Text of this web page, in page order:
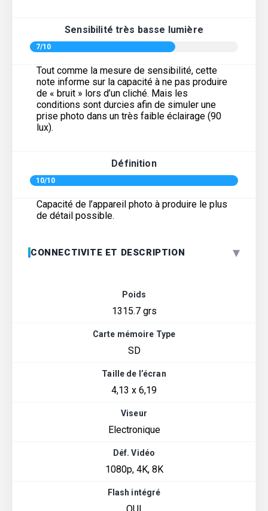
Sensibilité très basse lumière
7/10
Tout comme la mesure de sensibilité, cette
note informe sur la capacité à ne pas produire
de « bruit » lors d’un cliché. Mais les
conditions sont durcies afin de simuler une
prise photo dans un très faible éclairage (90
lux).
Définition
10/10
Capacité de l’appareil photo à produire le plus
de détail possible.
CONNECTIVITE ET DESCRIPTION ▾
Poids
1315.7 grs
Carte mémoire Type
SD
Taille de l’écran
4,13 x 6,19
Viseur
Electronique
Déf. Vidéo
1080p, 4K, 8K
Flash intégré
OUI